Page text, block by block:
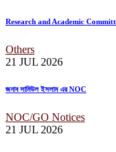
Research and Academic
Others
21 JUL 2026
জনাব সামিউল ইসলাম এর NOC
NOC/GO Notices
21 JUL 2026